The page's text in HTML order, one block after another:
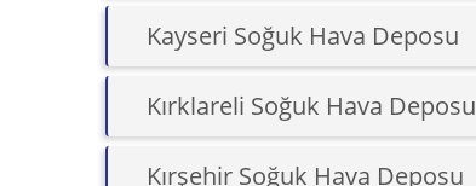
Kayseri Soğuk Hava Deposu
Kırklareli Soğuk Hava Deposu
Kırşehir Soğuk Hava Deposu